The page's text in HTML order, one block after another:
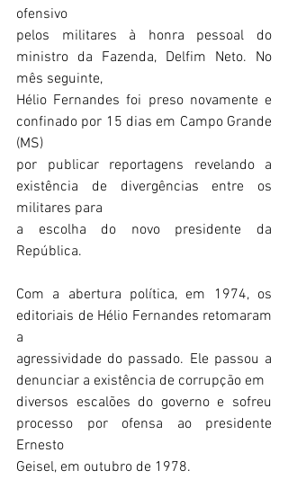
ofensivo
pelos militares à honra pessoal do
ministro da Fazenda, Delfim Neto. No
mês seguinte,
Hélio Fernandes foi preso novamente e
confinado por 15 dias em Campo Grande
(MS)
por publicar reportagens revelando a
existência de divergências entre os
militares para
a escolha do novo presidente da
República.
Com a abertura política, em 1974, os
editoriais de Hélio Fernandes retomaram
a
agressividade do passado. Ele passou a
denunciar a existência de corrupção em
diversos escalões do governo e sofreu
processo por ofensa ao presidente
Ernesto
Geisel, em outubro de 1978.